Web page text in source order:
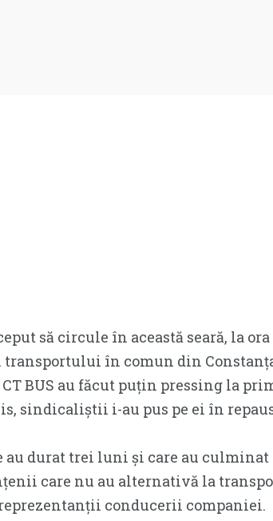
să circule în această seară, la
transportului în comun din
BUS au făcut puțin pressing la
sindicaliștii i-au pus pe ei în
au durat trei luni și care au culminat
care nu au alternativă la
reprezentanții conducerii companiei.